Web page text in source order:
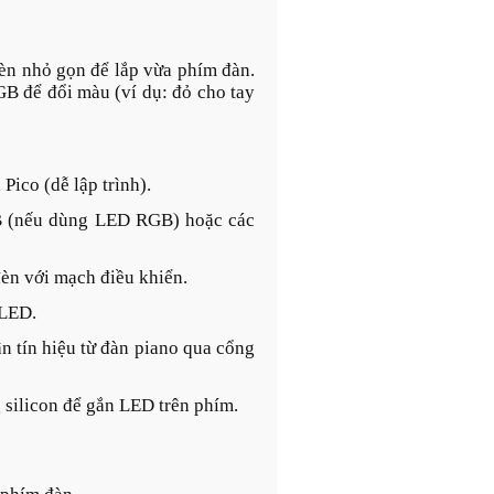
nhỏ gọn để lắp vừa phím đàn.
để đổi màu (ví dụ: đỏ cho tay
Pico (dễ lập trình).
dùng LED RGB) hoặc các
với mạch điều khiển.
tín hiệu từ đàn piano qua cổng
để gắn LED trên phím.